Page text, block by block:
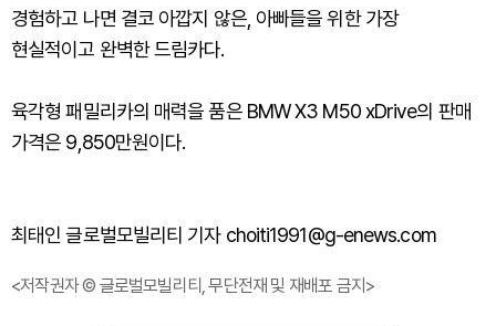
경험하고 나면 결코 아깝지 않은, 아빠들을 위한 가장
현실적이고 완벽한 드림카다.
육각형 패밀리카의 매력을 품은 BMW X3 M50 xDrive의 판매
가격은 9,850만원이다.
최태인 글로벌모빌리티 기자 choiti1991@g-enews.com
<저작권자 © 글로벌모빌리티, 무단전재 및 재배포 금지>